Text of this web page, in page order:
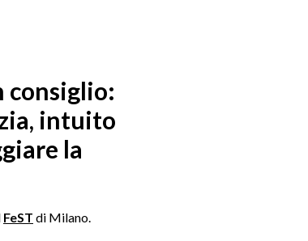
consiglio:
intuito
la
FeST di Milano.